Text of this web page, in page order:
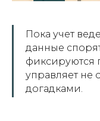
Пока учет
данные
фиксируются
управляет не
догадками.